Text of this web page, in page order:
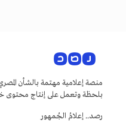
منصة إعلامية مهتمة بالشأن
بلحظة وتعمل على إنتاج محتوى
رصد.. إعلامُ الجُمهور